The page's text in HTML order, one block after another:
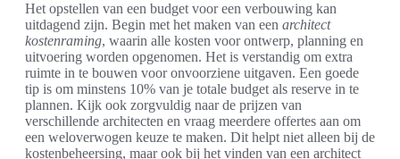
Het opstellen van een budget voor een verbouwing kan
uitdagend zijn. Begin met het maken van een architect
kostenraming, waarin alle kosten voor ontwerp, planning en
uitvoering worden opgenomen. Het is verstandig om extra
ruimte in te bouwen voor onvoorziene uitgaven. Een goede
tip is om minstens 10% van je totale budget als reserve in te
plannen. Kijk ook zorgvuldig naar de prijzen van
verschillende architecten en vraag meerdere offertes aan om
een weloverwogen keuze te maken. Dit helpt niet alleen bij de
kostenbeheersing, maar ook bij het vinden van een architect